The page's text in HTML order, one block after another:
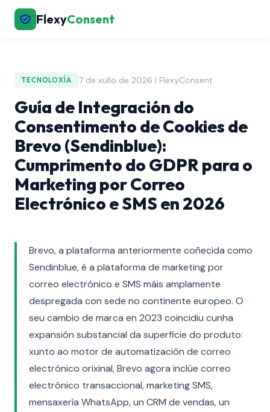
FlexyConsent
TECNOLOXÍA 7 de xullo de 2026 | FlexyConsent
Guía de Integración do
Consentimento de Cookies de
Brevo (Sendinblue):
Cumprimento do GDPR para o
Marketing por Correo
Electrónico e SMS en 2026
Brevo, a plataforma anteriormente coñecida como
Sendinblue, é a plataforma de marketing por
correo electrónico e SMS máis amplamente
despregada con sede no continente europeo. O
seu cambio de marca en 2023 coincidiu cunha
expansión substancial da superficie do produto:
xunto ao motor de automatización de correo
electrónico orixinal, Brevo agora inclúe correo
electrónico transaccional, marketing SMS,
mensaxería WhatsApp, un CRM de vendas, un